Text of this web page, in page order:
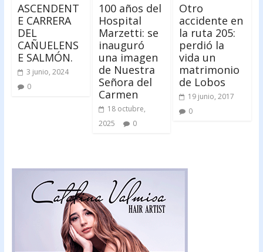
ASCENDENT
E CARRERA
DEL
CAÑUELENS
E SALMÓN.
3 junio, 2024
0
100 años del
Hospital
Marzetti: se
inauguró
una imagen
de Nuestra
Señora del
Carmen
18 octubre,
2025
0
Otro
accidente en
la ruta 205:
perdió la
vida un
matrimonio
de Lobos
19 junio, 2017
0